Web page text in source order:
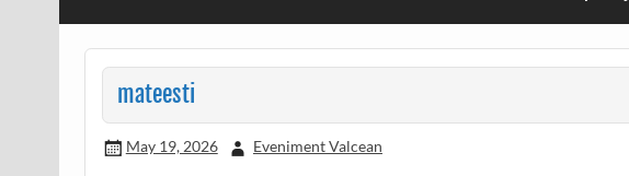
mateesti
May 19, 2026 Eveniment Valcean